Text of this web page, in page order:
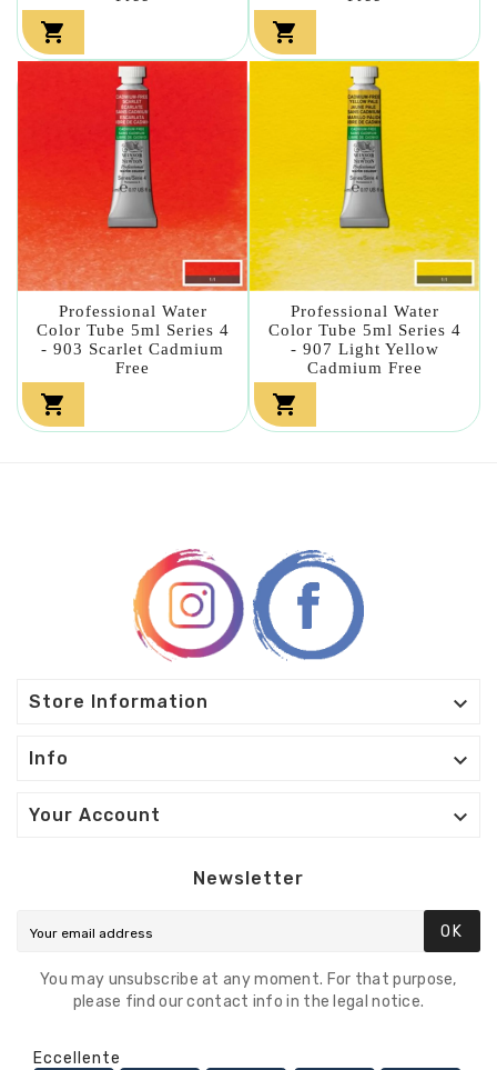
 
Professional Water
Color Tube 5ml Series 4
- 903 Scarlet Cadmium
Free

Professional Water
Color Tube 5ml Series 4
- 907 Light Yellow
Cadmium Free

Store Information 
Info 
Your Account 
Newsletter
OK
You may unsubscribe at any moment. For that purpose,
please find our contact info in the legal notice.
Eccellente